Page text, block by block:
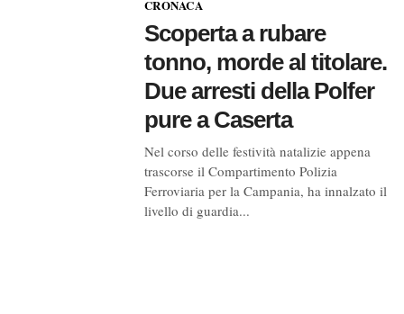
CRONACA
Scoperta a rubare
tonno, morde al titolare.
Due arresti della Polfer
pure a Caserta
Nel corso delle festività natalizie appena
trascorse il Compartimento Polizia
Ferroviaria per la Campania, ha innalzato il
livello di guardia...